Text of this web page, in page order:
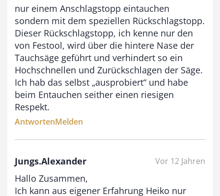
nur einem Anschlagstopp eintauchen
sondern mit dem speziellen Rückschlagstopp.
Dieser Rückschlagstopp, ich kenne nur den
von Festool, wird über die hintere Nase der
Tauchsäge geführt und verhindert so ein
Hochschnellen und Zurückschlagen der Säge.
Ich hab das selbst „ausprobiert“ und habe
beim Entauchen seither einen riesigen
Respekt.
AntwortenMelden
Jungs.Alexander Vor 12 Jahren
Hallo Zusammen,
Ich kann aus eigener Erfahrung Heiko nur